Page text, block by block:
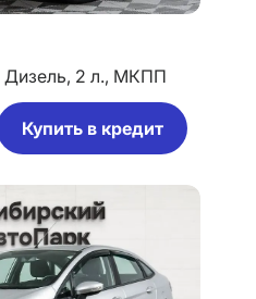
Дизель, 2 л., МКПП
Купить в кредит